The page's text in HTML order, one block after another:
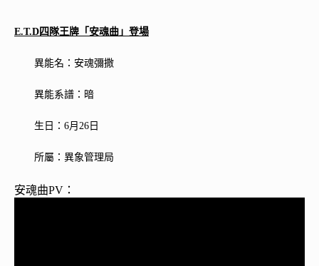
E.T.D四隊王牌 「安魂曲」登場
異能名：安魂彌撒
異能系譜：暗
生日：6月26日
所屬：異象管理局
安魂曲PV：